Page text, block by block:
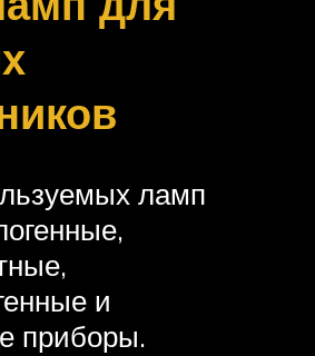
ламп
и
приборы.